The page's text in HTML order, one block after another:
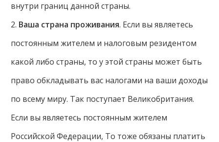
внутри границ данной страны.
2. Ваша страна проживания. Если вы являетесь
постоянным жителем и налоговым резидентом
какой либо страны, то у этой страны может быть
право обкладывать вас налогами на ваши доходы
по всему миру. Так поступает Великобритания.
Если вы являетесь постоянным жителем
Российской Федерации, То тоже обязаны платить